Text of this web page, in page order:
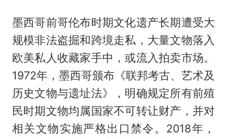
墨西哥前哥伦布时期文化遗产长期遭受大
规模非法盗掘和跨境走私，大量文物落入
欧美私人收藏家手中，或流入拍卖市场。
1972年，墨西哥颁布《联邦考古、艺术及
历史文物与遗址法》，明确规定所有前殖
民时期文物均属国家不可转让财产，并对
相关文物实施严格出口禁令。2018年，